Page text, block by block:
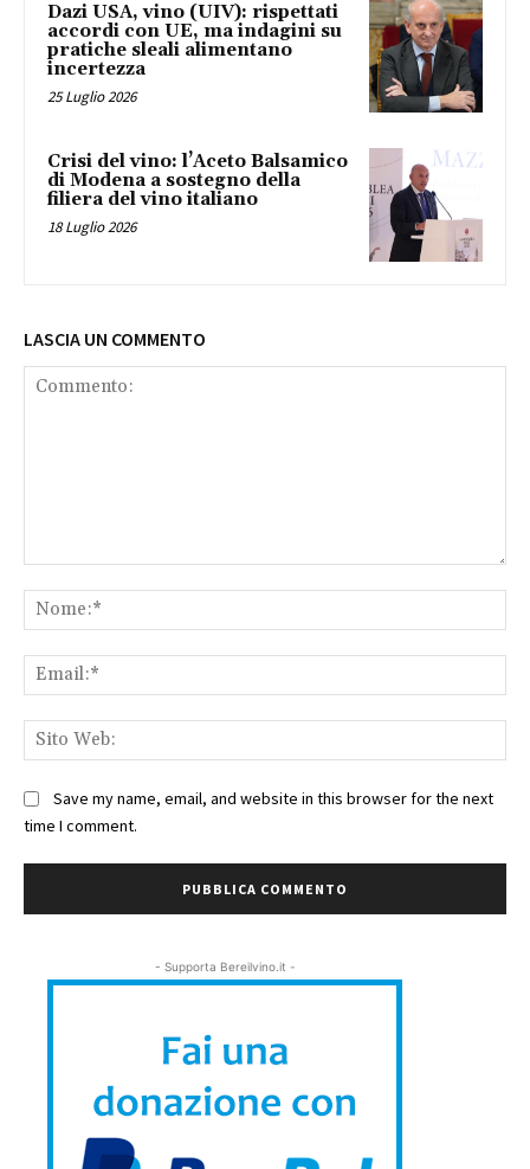
Dazi USA, vino (UIV): rispettati
accordi con UE, ma indagini su
pratiche sleali alimentano
incertezza
25 Luglio 2026
Crisi del vino: l’Aceto Balsamico
di Modena a sostegno della
filiera del vino italiano
18 Luglio 2026
LASCIA UN COMMENTO
Save my name, email, and website in this browser for the next
time I comment.
- Supporta Bereilvino.it -